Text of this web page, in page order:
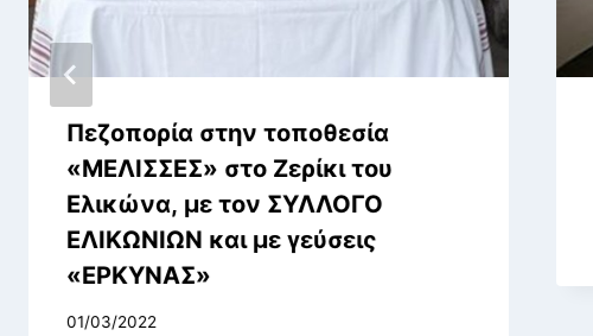
Πεζοπορία στην τοποθεσία
«ΜΕΛΙΣΣΕΣ» στο Ζερίκι του
Ελικώνα, με τον ΣΥΛΛΟΓΟ
ΕΛΙΚΩΝΙΩΝ και με γεύσεις
«ΕΡΚΥΝΑΣ»
01/03/2022